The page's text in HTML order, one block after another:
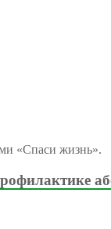
«Спаси жизнь».